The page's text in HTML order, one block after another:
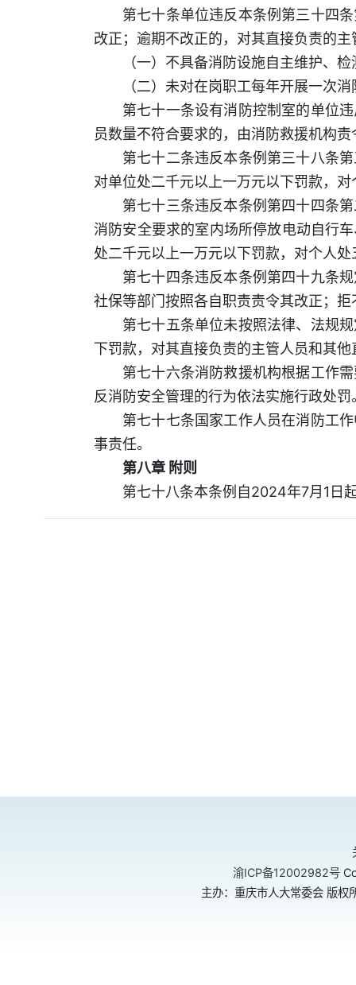
第七十条单位违反本条例第三十四
改正；逾期不改正的，对其直接负责的
（一）不具备消防设施自主维护、
（二）未对在岗职工每年开展一次
第七十一条设有消防控制室的单位
员数量不符合要求的，由消防救援机构
第七十二条违反本条例第三十八条
对单位处二千元以上一万元以下罚款，
第七十三条违反本条例第四十四条
消防安全要求的室内场所停放电动自行
处二千元以上一万元以下罚款，对个人
第七十四条违反本条例第四十九条
社保等部门按照各自职责责令其改正；
第七十五条单位未按照法律、法规
下罚款，对其直接负责的主管人员和其
第七十六条消防救援机构根据工作
反消防安全管理的行为依法实施行政处罚
第七十七条国家工作人员在消防工
事责任。
第八章 附则
第七十八条本条例自2024年7月1日
渝ICP备12002982号
主办：重庆市人大常委会 版